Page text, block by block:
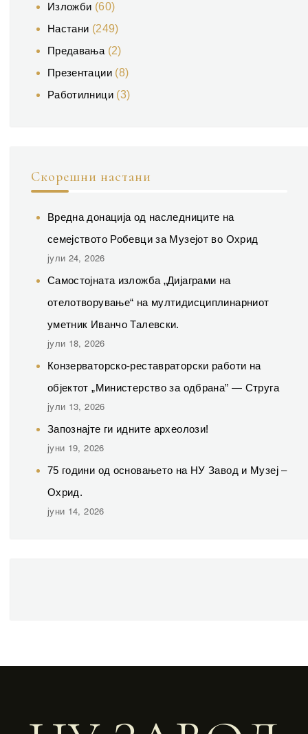
Изложби (60)
Настани (249)
Предавања (2)
Презентации(8)
Работилници(3)
Скорешни настани
Вредна донација од наследниците на
семејството Робевци за Музејот во Охрид
јули 24, 2026
Самостојната изложба „Дијаграми на
отелотворување“ на мултидисциплинарниот
уметник Иванчо Талевски.
јули 18, 2026
Конзерваторско-реставраторски работи на
објектот „Министерство за одбрана” — Струга
јули 13, 2026
Запознајте ги идните археолози!
јуни 19, 2026
75 години од основањето на НУ Завод и Музеј –
Охрид.
јуни 14, 2026